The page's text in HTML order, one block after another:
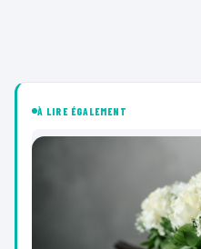
À LIRE ÉGALEMENT